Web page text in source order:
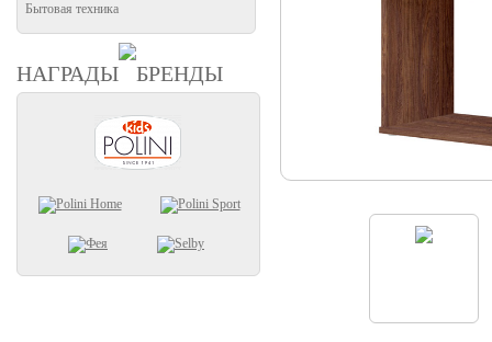
Бытовая техника
НАГРАДЫ БРЕНДЫ